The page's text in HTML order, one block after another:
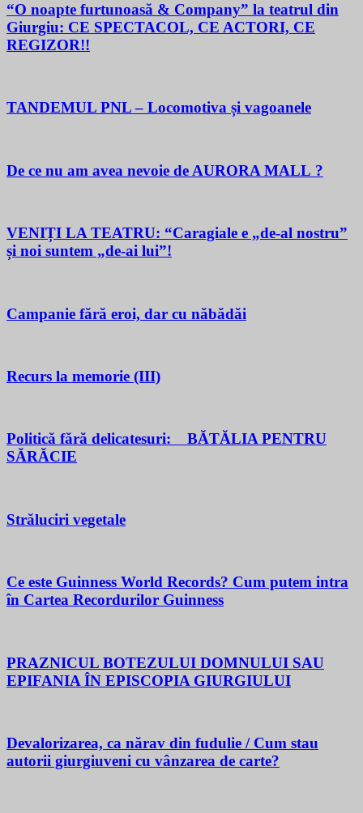
“O noapte furtunoasă & Company” la teatrul din
Giurgiu: CE SPECTACOL, CE ACTORI, CE
REGIZOR!!
TANDEMUL PNL – Locomotiva și vagoanele
De ce nu am avea nevoie de AURORA MALL ?
VENIȚI LA TEATRU: “Caragiale e „de-al nostru”
și noi suntem „de-ai lui”!
Campanie fără eroi, dar cu năbădăi
Recurs la memorie (III)
Politică fără delicatesuri: BĂTĂLIA PENTRU
SĂRĂCIE
Străluciri vegetale
Ce este Guinness World Records? Cum putem intra
în Cartea Recordurilor Guinness
PRAZNICUL BOTEZULUI DOMNULUI SAU
EPIFANIA ÎN EPISCOPIA GIURGIULUI
Devalorizarea, ca nărav din fudulie / Cum stau
autorii giurgiuveni cu vânzarea de carte?